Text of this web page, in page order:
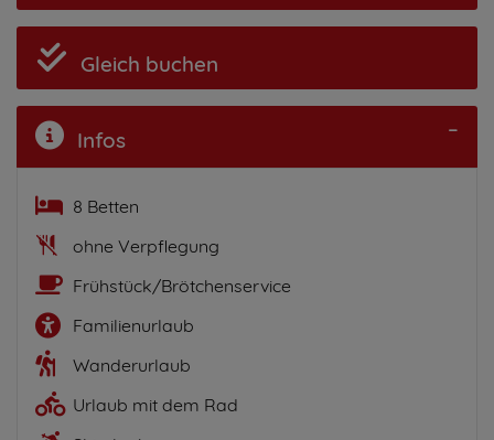
Gleich buchen
Infos
8 Betten
ohne Verpflegung
Frühstück/Brötchenservice
Familienurlaub
Wanderurlaub
Urlaub mit dem Rad